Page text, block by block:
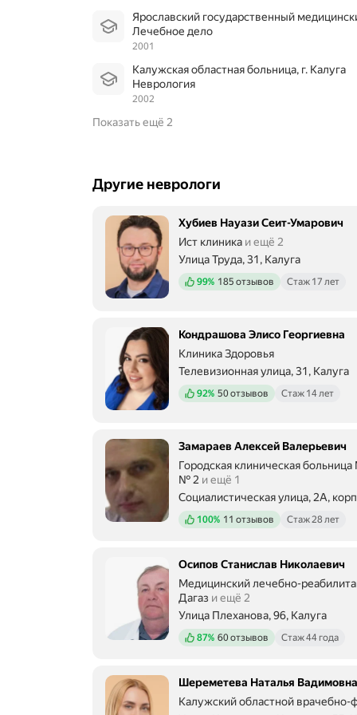
Ярославский государственный
Лечебное дело
2001
Калужская областная больница, г. Калуга
Неврология
2002
Показать ещё 2
Другие неврологи
Хубиев Науази Сеит-Умарович
Ист клиника и ещё 2
Улица Труда, 31, Калуга
Положительных отзывов
99% 185 отзывов Стаж 17 лет
Кондрашова Элисо Георгиевна
Клиника Здоровья
Телевизионная улица, 31, Калуга
Положительных отзывов
92% 50 отзывов Стаж 14 лет
Замараев Алексей Валерьевич
Городская клиническая
№ 2 и ещё 1
Социалистическая улица, 2А,
Положительных отзывов
100% 11 отзывов Стаж 28 лет
Осипов Станислав Николаевич
Медицинский лечебно-
Дагаз и ещё 2
Улица Плеханова, 96, Калуга
Положительных отзывов
87% 60 отзывов Стаж 44 года
Шереметева Наталья Вадимовна
Калужский областной врачебно-